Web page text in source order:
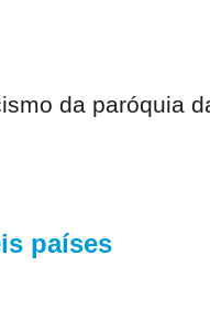
da paróquia
países